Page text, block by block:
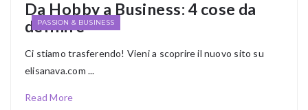
Da Hobby a Business: 4 cose da
definire
Ci stiamo trasferendo! Vieni a scoprire il nuovo sito su
elisanava.com ...
Read More
PASSION & BUSINESS